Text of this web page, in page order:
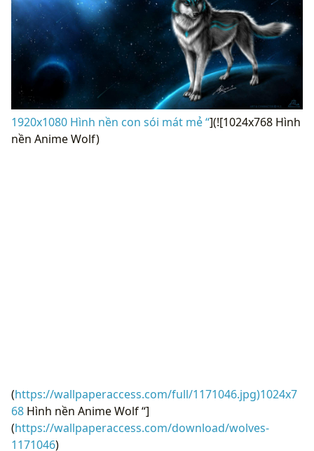
1920x1080 Hình nền con sói mát mẻ “](![1024x768 Hình
nền Anime Wolf)
(https://wallpaperaccess.com/full/1171046.jpg)1024x7
68 Hình nền Anime Wolf “]
(https://wallpaperaccess.com/download/wolves-
1171046)